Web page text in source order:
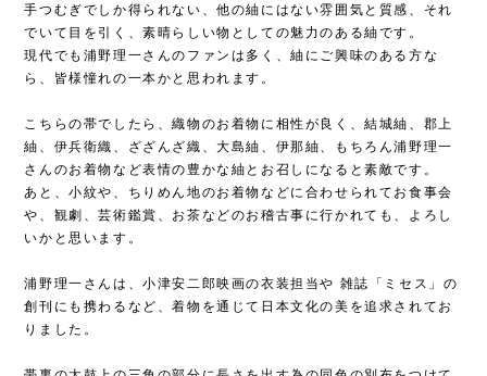
手つむぎでしか得られない、他の紬にはない雰囲気と質感、それ
でいて目を引く、素晴らしい物としての魅力のある紬です。
現代でも浦野理一さんのファンは多く、紬にご興味のある方な
ら、皆様憧れの一本かと思われます。
こちらの帯でしたら、織物のお着物に相性が良く、結城紬、郡上
紬、伊兵衛織、ざざんざ織、大島紬、伊那紬、もちろん浦野理一
さんのお着物など表情の豊かな紬とお召しになると素敵です。
あと、小紋や、ちりめん地のお着物などに合わせられてお食事会
や、観劇、芸術鑑賞、お茶などのお稽古事に行かれても、よろし
いかと思います。
浦野理一さんは、小津安二郎映画の衣装担当や 雑誌「ミセス」の
創刊にも携わるなど、着物を通じて日本文化の美を追求されてお
りました。